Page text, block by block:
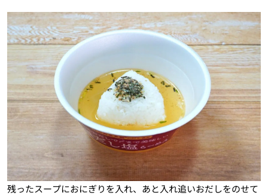
残ったスープにおにぎりを入れ、あと入れ追いおだしをのせて